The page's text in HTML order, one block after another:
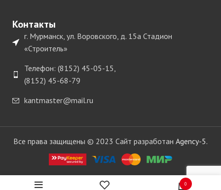
Контакты
г. Мурманск, ул. Воровского, д. 15а Стадион
«Строитель»
Телефон: (8152) 45-05-15,
(8152) 45-68-79
kantmaster@mail.ru
Все права защищены © 2023 Сайт разработан Agency-5.
0